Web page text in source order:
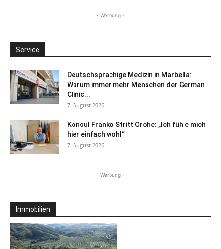
- Werbung -
Service
Deutschsprachige Medizin in Marbella:
Warum immer mehr Menschen der German
Clinic...
7. August 2026
Konsul Franko Stritt Grohe: „Ich fühle mich
hier einfach wohl“
7. August 2026
- Werbung -
Immobilien